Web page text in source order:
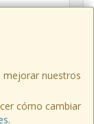
mejorar nuestros
cómo cambiar
.